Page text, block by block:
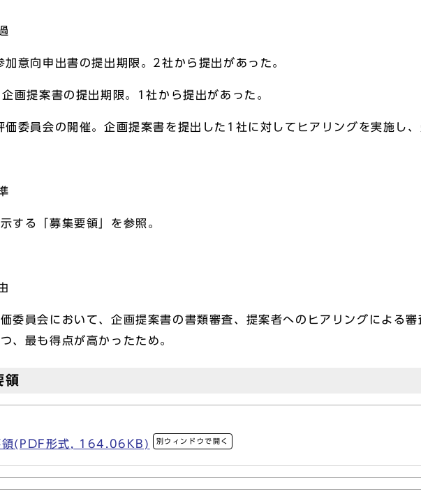
加意向申出書の提出期限。2社から提出があった。
画提案書の提出期限。1社から提出があった。
価委員会の開催。企画提案書を提出した1社に対してヒアリングを実施し、
る「募集要領」を参照。
委員会において、企画提案書の書類審査、提案者へのヒアリングによる
、最も得点が高かったため。
領(PDF形式, 164.06KB) 別ウィンドウで開く